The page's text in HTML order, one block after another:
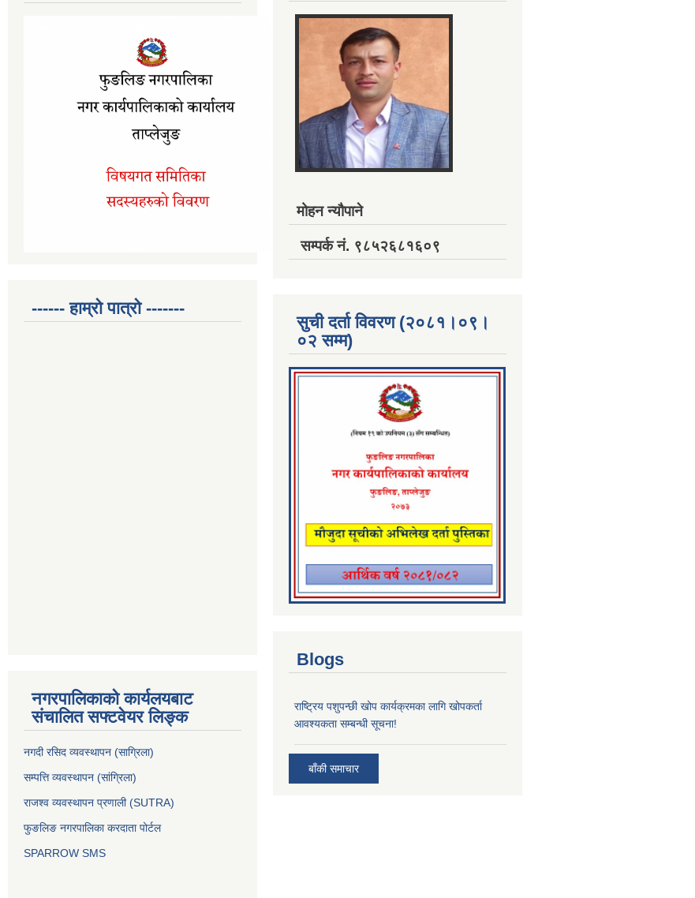
------ हाम्रो पात्रो -------
नगरपालिकाको कार्यलयबाट
संचालित सफ्टवेयर लिङ्क
नगदी रसिद व्यवस्थापन (साग्रिला)
सम्पत्ति व्यवस्थापन (सांग्रिला)
राजश्व व्यवस्थापन प्रणाली (SUTRA)
फुङलिङ नगरपालिका करदाता पोर्टल
SPARROW SMS
मोहन न्यौपाने
सम्पर्क नं. ९८५२६८१६०९
सुची दर्ता विवरण (२०८१।०९।
०२ सम्म)
Blogs
राष्ट्रिय पशुपन्छी खोप कार्यक्रमका लागि खोपकर्ता
आवश्यकता सम्बन्धी सूचना!
बाँकी समाचार